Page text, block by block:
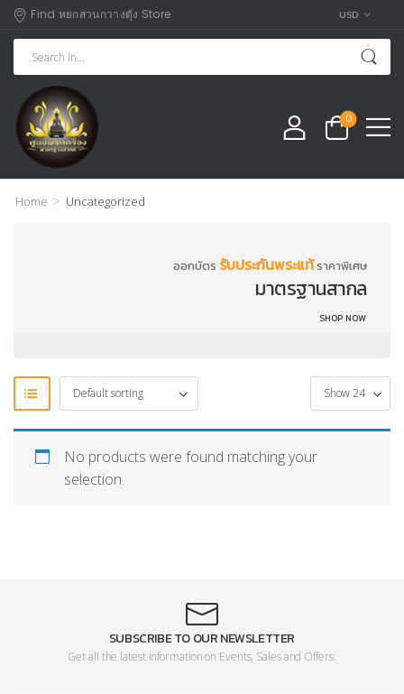
Find หยกสวนกวางตุัง Store USD
0
Home > Uncategorized
ออกบัตร รับประกันพระแท้ราคาพิเศษ
มาตรฐานสากล
SHOP NOW
No products were found matching your
selection.
SUBSCRIBE TO OUR NEWSLETTER
Get all the latest information on Events, Sales and Offers.